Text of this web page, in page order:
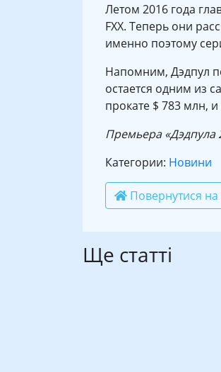
Летом 2016 года
FXX. Теперь они
именно поэтому
Напомним, Дэдпул
остается одним из
прокате $ 783 млн,
Премьера «Дэдпула
Категории: Новини
Повернутися на
Ще статті